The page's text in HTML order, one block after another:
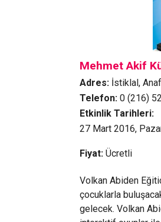
Mehmet Akif
Adres: İstiklal,
Telefon: 0 (216)
Etkinlik Tarihleri:
27 Mart 2016,
Fiyat:Ücretli
Volkan Abiden
çocuklarla
gelecek. Volkan